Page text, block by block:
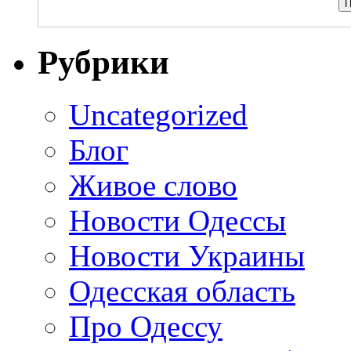
Рубрики
Uncategorized
Блог
Живое слово
Новости Одессы
Новости Украины
Одесская область
Про Одессу